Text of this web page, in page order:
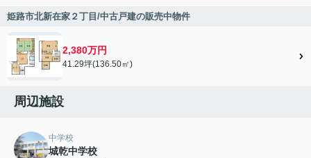
姫路市北新在家２丁目/中古戸建の販売中物件
2,380万円
41.29坪(136.50㎡)
周辺施設
中学校
城乾中学校